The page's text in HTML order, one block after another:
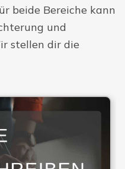
Virtuelle
Digitale
beide Bereiche kann
und
stellen dir die